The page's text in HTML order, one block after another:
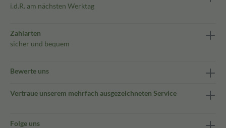
i.d.R. am nächsten Werktag
Zahlarten
sicher und bequem
Bewerte uns
Vertraue unserem mehrfach ausgezeichneten Service
Folge uns